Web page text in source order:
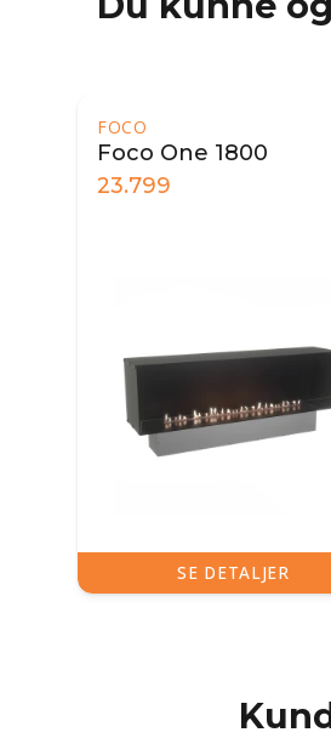
FOCO
Foco One 1800
23.799
SE DETALJER